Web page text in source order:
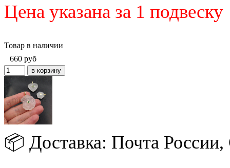
Цена указана за 1 подвеску
Товар в наличии
660 руб
📦 Доставка: Почта